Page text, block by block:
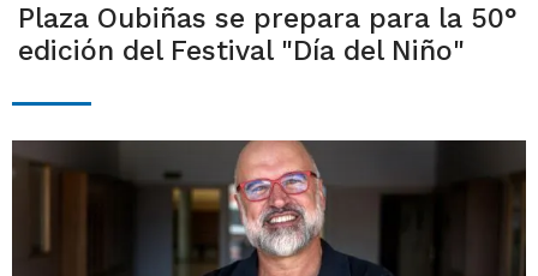
Plaza Oubiñas se prepara para la 50°
edición del Festival "Día del Niño"